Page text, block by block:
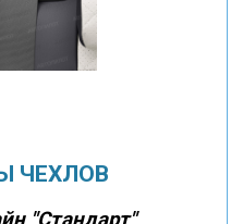
ЧЕХЛОВ